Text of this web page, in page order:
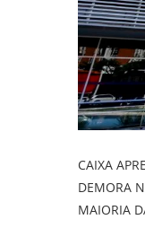
CAIXA
DEMORA
MAIORIA